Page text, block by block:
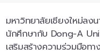
มหาวิทยาลัยเชียงใหม่ลง
นักศึกษากับ Dong-A
เสริมสร้างความร่วมมือทา